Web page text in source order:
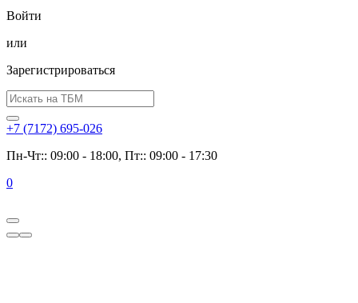
Войти
или
Зарегистрироваться
+7 (7172) 695-026
Пн-Чт:: 09:00 - 18:00, Пт:: 09:00 - 17:30
0